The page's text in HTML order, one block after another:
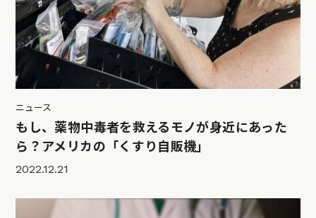
ニュース
もし、薬物中毒者を救えるモノが身近にあった
ら？アメリカの「くすり自販機」
2022.12.21